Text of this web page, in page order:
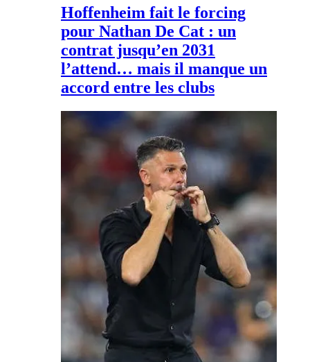
Hoffenheim fait le forcing
pour Nathan De Cat : un
contrat jusqu’en 2031
l’attend… mais il manque un
accord entre les clubs